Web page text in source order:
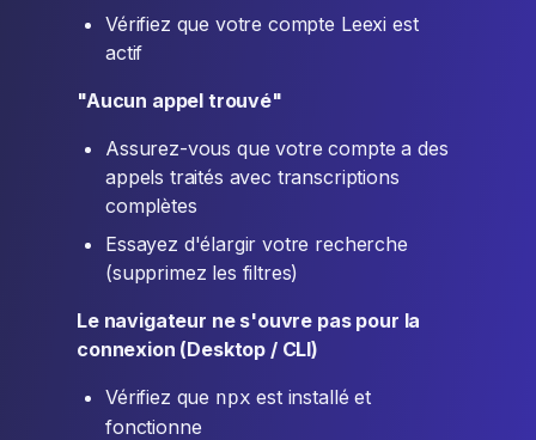
Vérifiez que votre compte Leexi est
actif
"Aucun appel trouvé"
Assurez-vous que votre compte a des
appels traités avec transcriptions
complètes
Essayez d'élargir votre recherche
(supprimez les filtres)
Le navigateur ne s'ouvre pas pour la
connexion (Desktop / CLI)
Vérifiez que npx est installé et
fonctionne